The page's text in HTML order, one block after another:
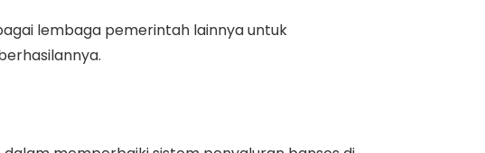
lembaga pemerintah lainnya untuk